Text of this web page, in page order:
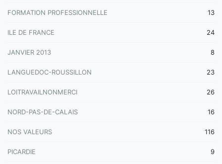
FORMATION PROFESSIONNELLE 13
ILE DE FRANCE 24
JANVIER 2013 8
LANGUEDOC-ROUSSILLON 23
LOITRAVAILNONMERCI 26
NORD-PAS-DE-CALAIS 16
NOS VALEURS 116
PICARDIE 9